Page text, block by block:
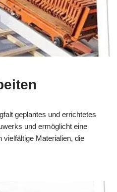
geplantes und errichtetes
und ermöglicht eine
vielfältige Materialien, die